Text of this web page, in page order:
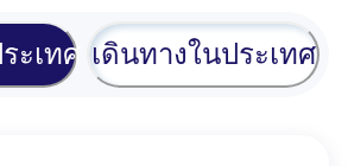
ะเทศ เดินทางในประเทศ